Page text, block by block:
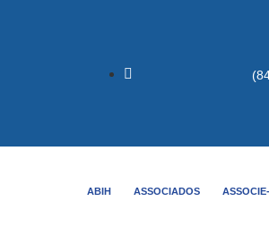
ABIH ASSOCIADOS